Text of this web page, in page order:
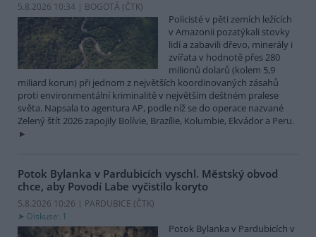
5.8.2026 10:34 | BOGOTÁ (ČTK)
Policisté v pěti zemích ležících
v Amazonii pozatýkali stovky
lidí a zabavili dřevo, minerály i
zvířata v hodnotě přes 280
milionů dolarů (kolem 5,9
miliard korun) při jednom z největších koordinovaných zásahů
proti environmentální kriminalitě v největším deštném pralese
světa. Napsala to agentura AP, podle níž se do operace nazvané
Zelený štít 2026 zapojily Bolívie, Brazílie, Kolumbie, Ekvádor a Peru.
Potok Bylanka v Pardubicích vyschl. Městský obvod
chce, aby Povodí Labe vyčistilo koryto
5.8.2026 10:26 | PARDUBICE (ČTK)
Diskuse: 1
Potok Bylanka v Pardubicích v